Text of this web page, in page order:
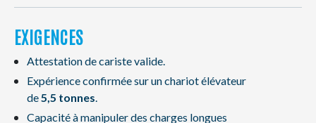
EXIGENCES
Attestation de cariste valide.
Expérience confirmée sur un chariot élévateur
de5,5 tonnes.
Capacité à manipuler des charges longues